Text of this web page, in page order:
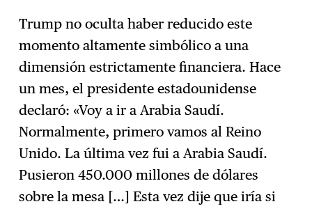
Trump no oculta haber reducido este
momento altamente simbólico a una
dimensión estrictamente financiera. Hace
un mes, el presidente estadounidense
declaró: «Voy a ir a Arabia Saudí.
Normalmente, primero vamos al Reino
Unido. La última vez fui a Arabia Saudí.
Pusieron 450.000 millones de dólares
sobre la mesa […] Esta vez dije que iría si